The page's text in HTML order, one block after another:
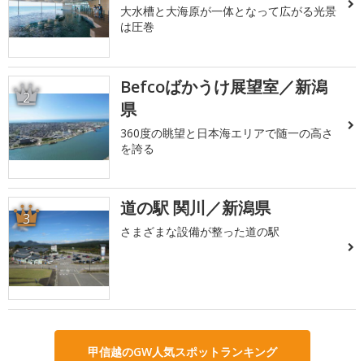
大水槽と大海原が一体となって広がる光景
は圧巻
2
Befcoばかうけ展望室／新潟
県
360度の眺望と日本海エリアで随一の高さ
を誇る
3 道の駅 関川／新潟県
さまざまな設備が整った道の駅
甲信越のGW人気スポットランキング